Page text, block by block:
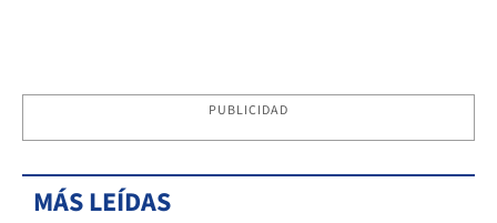
PUBLICIDAD
MÁS LEÍDAS